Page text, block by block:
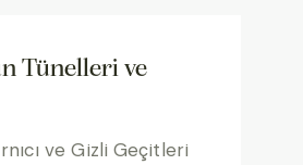
Tünelleri ve
ve Gizli Geçitleri